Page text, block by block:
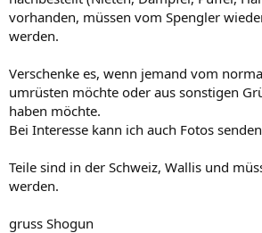
vorhanden, müssen vom Spengler
werden.
Verschenke es, wenn jemand vom
umrüsten möchte oder aus sonstigen
haben möchte.
Bei Interesse kann ich auch Fotos
Teile sind in der Schweiz, Wallis und
werden.
gruss Shogun